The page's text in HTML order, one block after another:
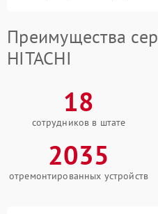
Преимущества
HITACHI
18
сотрудников в штате
2035
отремонтированных устройств